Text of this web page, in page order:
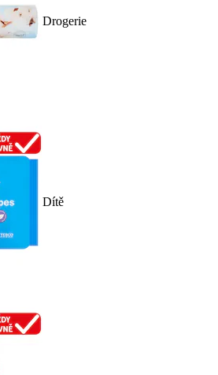
Drogerie
Dítě